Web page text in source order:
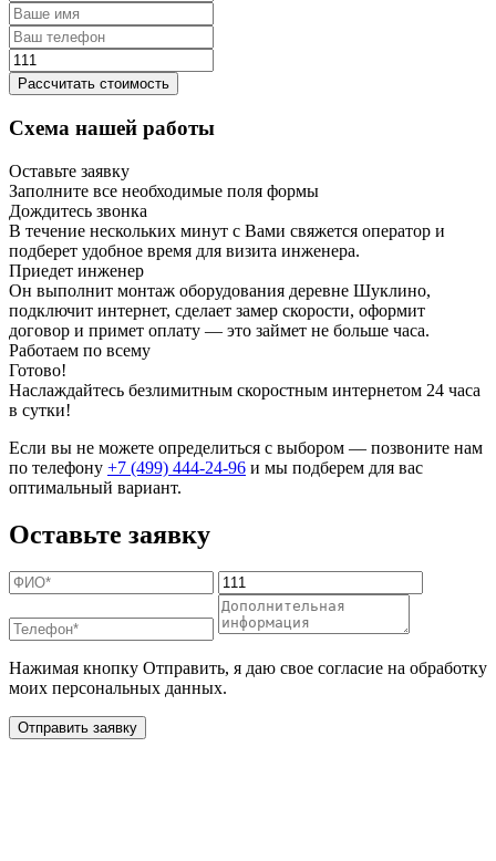
Рассчитать стоимость
Схема нашей работы
Оставьте заявку
Заполните все необходимые поля формы
Дождитесь звонка
В течение нескольких минут с Вами свяжется оператор и
подберет удобное время для визита инженера.
Приедет инженер
Он выполнит монтаж оборудования деревне Шуклино,
подключит интернет, сделает замер скорости, оформит
договор и примет оплату — это займет не больше часа.
Работаем по всему
Готово!
Наслаждайтесь безлимитным скоростным интернетом 24 часа
в сутки!
Если вы не можете определиться с выбором — позвоните нам
по телефону +7 (499) 444-24-96 и мы подберем для вас
оптимальный вариант.
Оставьте заявку
Нажимая кнопку Отправить, я даю свое согласие на обработку
моих персональных данных.
Отправить заявку